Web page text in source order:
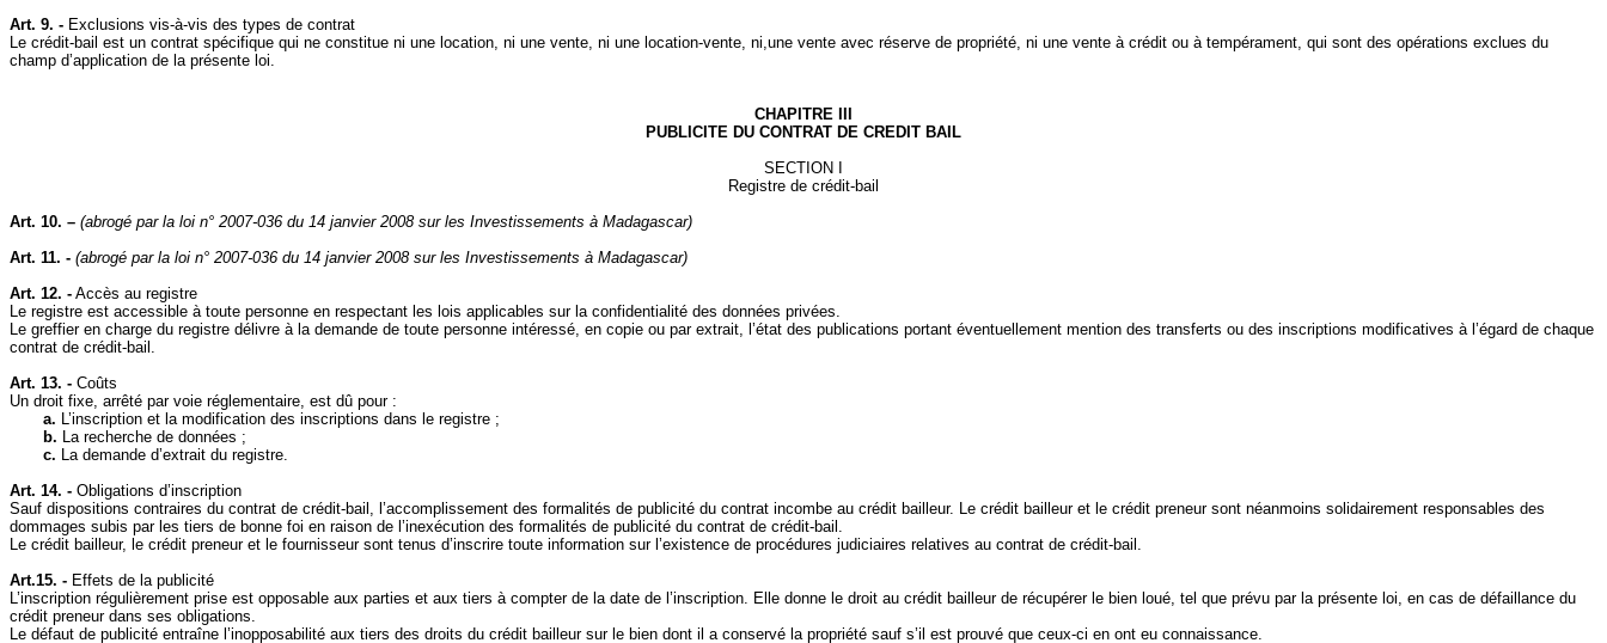
Art. 9. - Exclusions vis‑à‑vis des types de contrat
Le crédit‑bail est un contrat spécifique qui ne constitue ni une location, ni une vente, ni une location-vente, ni,une vente avec réserve de propriété, ni une vente à crédit ou à tempérament, qui sont des opérations exclues du
champ d’application de la présente loi.
CHAPITRE III
PUBLICITE DU CONTRAT DE CREDIT BAIL
SECTION I
Registre de crédit‑bail
Art. 10. – (abrogé par la loi n° 2007-036 du 14 janvier 2008 sur les Investissements à Madagascar)
Art. 11. - (abrogé par la loi n° 2007-036 du 14 janvier 2008 sur les Investissements à Madagascar)
Art. 12. - Accès au registre
Le registre est accessible à toute personne en respectant les lois applicables sur la confidentialité des données privées.
Le greffier en charge du registre délivre à la demande de toute personne intéressé, en copie ou par extrait, l’état des publications portant éventuellement mention des transferts ou des inscriptions modificatives à l’égard de chaque
contrat de crédit‑bail.
Art. 13. - Coûts
Un droit fixe, arrêté par voie réglementaire, est dû pour :
a. L’inscription et la modification des inscriptions dans le registre ;
b. La recherche de données ;
c. La demande d’extrait du registre.
Art. 14. - Obligations d’inscription
Sauf dispositions contraires du contrat de crédit‑bail, l’accomplissement des formalités de publicité du contrat incombe au crédit bailleur. Le crédit bailleur et le crédit preneur sont néanmoins solidairement responsables des
dommages subis par les tiers de bonne foi en raison de l’inexécution des formalités de publicité du contrat de crédit‑bail.
Le crédit bailleur, le crédit preneur et le fournisseur sont tenus d’inscrire toute information sur l’existence de procédures judiciaires relatives au contrat de crédit‑bail.
Art.15. - Effets de la publicité
L’inscription régulièrement prise est opposable aux parties et aux tiers à compter de la date de l’inscription. Elle donne le droit au crédit bailleur de récupérer le bien loué, tel que prévu par la présente loi, en cas de défaillance du
crédit preneur dans ses obligations.
Le défaut de publicité entraîne l’inopposabilité aux tiers des droits du crédit bailleur sur le bien dont il a conservé la propriété sauf s’il est prouvé que ceux-ci en ont eu connaissance.